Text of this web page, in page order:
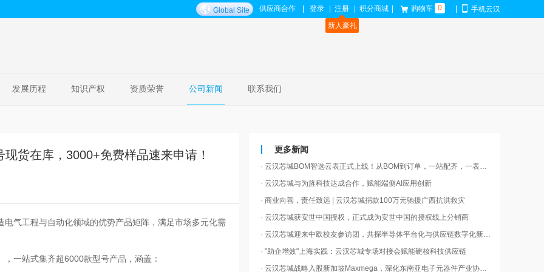
登录
注册
新人豪礼
积分商城 购物车 0 手机云汉
Global Site 供应商合作
发展历程 知识产权 资质荣誉 公司新闻 联系我们
货在库，3000+免费样品速来申请！
气工程与自动化领域的优势产品矩阵，满足市场多元化需
，一站式集齐超6000款型号产品，涵盖：
更多新闻
· 云汉芯城BOM智选云表正式上线！从BOM到订单，一站配齐，一表搞定
· 云汉芯城与为旌科技达成合作，赋能端侧AI应用创新
· 商业向善，责任致远 | 云汉芯城捐款100万元驰援广西抗洪救灾
· 云汉芯城获安世中国授权，正式成为安世中国的授权线上分销商
· 云汉芯城迎来中欧校友参访团，共探半导体平台化与供应链数字化新路径
· "助企增效"上海实践：云汉芯城专场对接会赋能硬核科技供应链
· 云汉芯城战略入股新加坡Maxmega，深化东南亚电子元器件产业协同布局